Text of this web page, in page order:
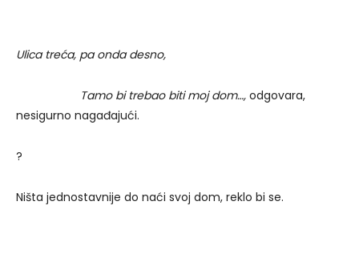
Ulica treća, pa onda desno,
Tamo bi trebao biti moj dom…, odgovara,
nesigurno nagađajući.
?
Ništa jednostavnije do naći svoj dom, reklo bi se.